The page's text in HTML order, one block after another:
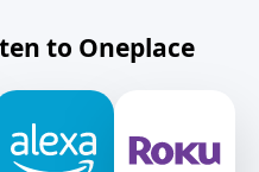
to Oneplace